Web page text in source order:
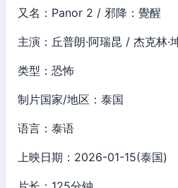
又名：Panor 2 / 邪降：覺醒
主演：丘普朗·阿瑞昆 / 杰克林·
类型：恐怖
制片国家/地区：泰国
语言：泰语
上映日期：2026-01-15(泰国)